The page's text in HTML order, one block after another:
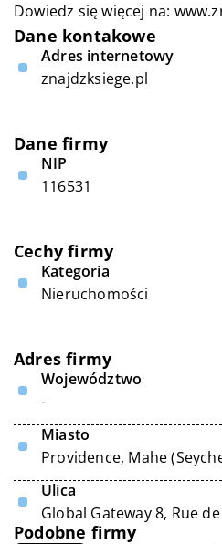
Dowiedz się więcej na:
Dane kontakowe
Adres internetowy
znajdzksiege.pl
Dane firmy
NIP
116531
Cechy firmy
Kategoria
Nieruchomości
Adres firmy
Województwo
-
Miasto
Providence, Mahe
Ulica
Global Gateway 8, Rue
Podobne firmy